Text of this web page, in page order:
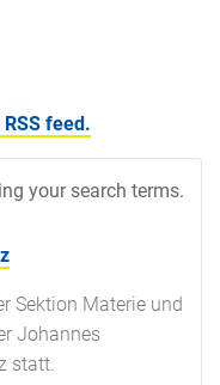
feed.
your search terms.
(newest first)
Sektion Materie und
Johannes
statt.